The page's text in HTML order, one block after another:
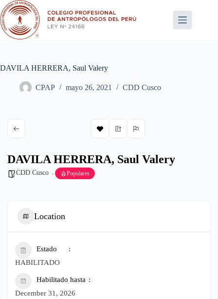
Saltar
al
contenido
DAVILA HERRERA, Saul Valery
CPAP mayo 26, 2021 CDD Cusco
DAVILA HERRERA, Saul Valery
CDD Cusco Populares
Location
Estado
HABILITADO
Habilitado hasta
December 31, 2026